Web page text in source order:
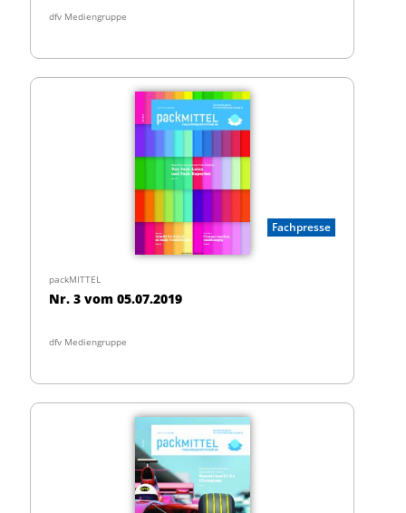
dfv Mediengruppe
Fachpresse
packMITTEL
Nr. 3 vom 05.07.2019
dfv Mediengruppe